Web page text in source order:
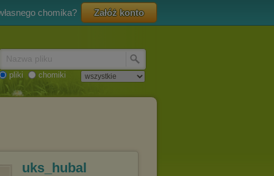
chomika? Załóż konto
pliki chomiki
uks_hubal